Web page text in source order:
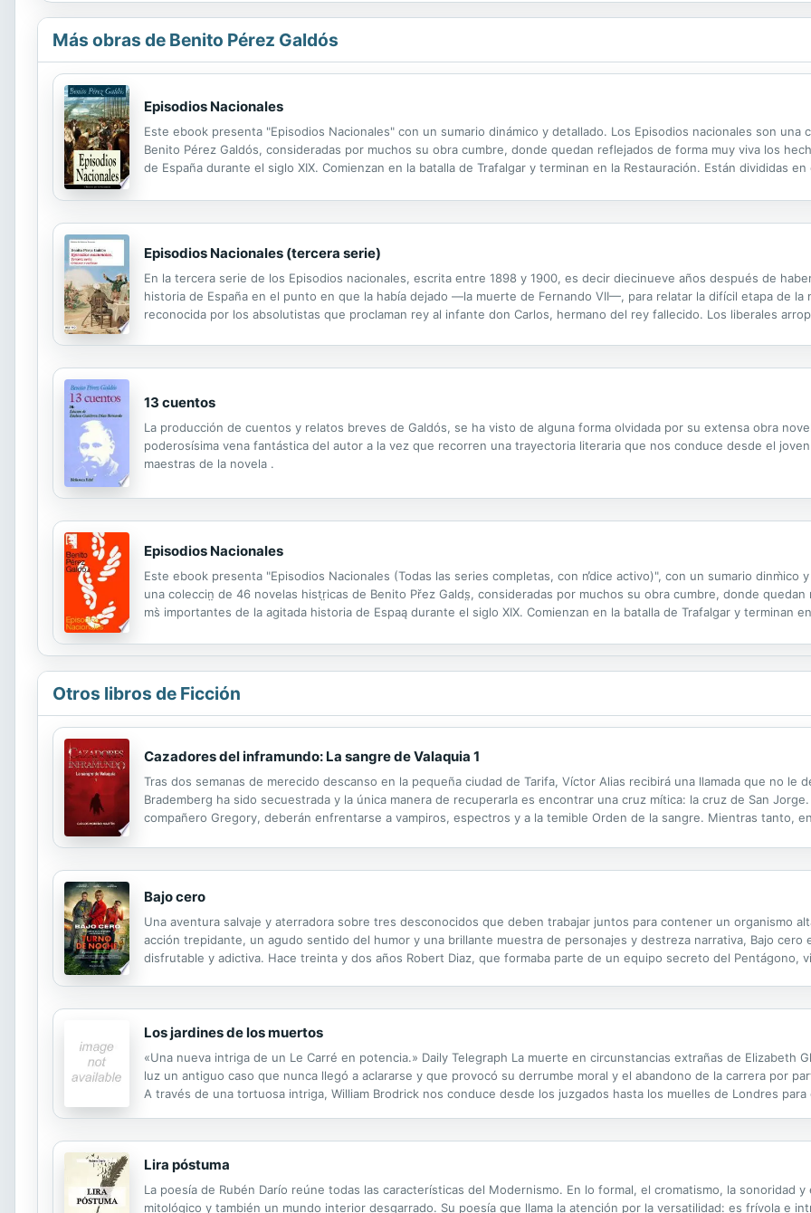
Más obras de Benito Pérez Galdós
Episodios Nacionales
Este ebook presenta "Episodios Nacionales" con un sumario dinámico y detallado. Los Episodios nacionales son una
Benito Pérez Galdós, consideradas por muchos su obra cumbre, donde quedan reflejados de forma muy viva los
de España durante el siglo XIX. Comienzan en la batalla de Trafalgar y terminan en la Restauración. Están divididas
Episodios Nacionales (tercera serie)
En la tercera serie de los Episodios nacionales, escrita entre 1898 y 1900, es decir diecinueve años después de
historia de España en el punto en que la había dejado —la muerte de Fernando VII—, para relatar la difícil etapa de la
reconocida por los absolutistas que proclaman rey al infante don Carlos, hermano del rey fallecido. Los liberales
13 cuentos
La producción de cuentos y relatos breves de Galdós, se ha visto de alguna forma olvidada por su extensa obra
poderosísima vena fantástica del autor a la vez que recorren una trayectoria literaria que nos conduce desde el
maestras de la novela .
Episodios Nacionales
Este ebook presenta "Episodios Nacionales (Todas las series completas, con n̕dice activo)", con un sumario dinm̀ico
una coleccin̤ de 46 novelas histr̤icas de Benito Přez Galds̤, consideradas por muchos su obra cumbre, donde
ms̀ importantes de la agitada historia de Espaą durante el siglo XIX. Comienzan en la batalla de Trafalgar y terminan
Otros libros de Ficción
Cazadores del inframundo: La sangre de Valaquia 1
Tras dos semanas de merecido descanso en la pequeña ciudad de Tarifa, Víctor Alias recibirá una llamada que no le
Brademberg ha sido secuestrada y la única manera de recuperarla es encontrar una cruz mítica: la cruz de San
compañero Gregory, deberán enfrentarse a vampiros, espectros y a la temible Orden de la sangre. Mientras tanto,
Bajo cero
Una aventura salvaje y aterradora sobre tres desconocidos que deben trabajar juntos para contener un organismo
acción trepidante, un agudo sentido del humor y una brillante muestra de personajes y destreza narrativa, Bajo
disfrutable y adictiva. Hace treinta y dos años Robert Diaz, que formaba parte de un equipo secreto del Pentágono,
Los jardines de los muertos
«Una nueva intriga de un Le Carré en potencia.» Daily Telegraph La muerte en circunstancias extrañas de Elizabeth
luz un antiguo caso que nunca llegó a aclararse y que provocó su derrumbe moral y el abandono de la carrera por
A través de una tortuosa intriga, William Brodrick nos conduce desde los juzgados hasta los muelles de Londres
Lira póstuma
La poesía de Rubén Darío reúne todas las características del Modernismo. En lo formal, el cromatismo, la sonoridad
mitológico y también un mundo interior desgarrado. Su poesía que llama la atención por la versatilidad: es frívola e